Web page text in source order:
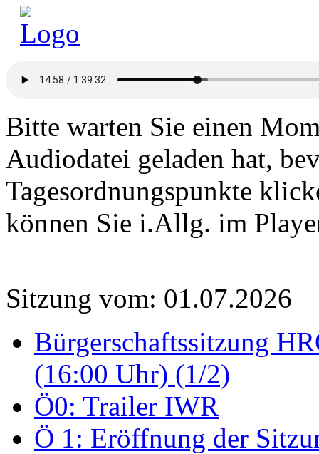
Bitte warten Sie einen
Audiodatei geladen hat,
Tagesordnungspunkte
können Sie i.Allg. im
Sitzung vom: 01.07.2026
Bürgerschaftssitzung
(16:00 Uhr) (1/2)
Ö0: Trailer IWR
Ö 1: Eröffnung der